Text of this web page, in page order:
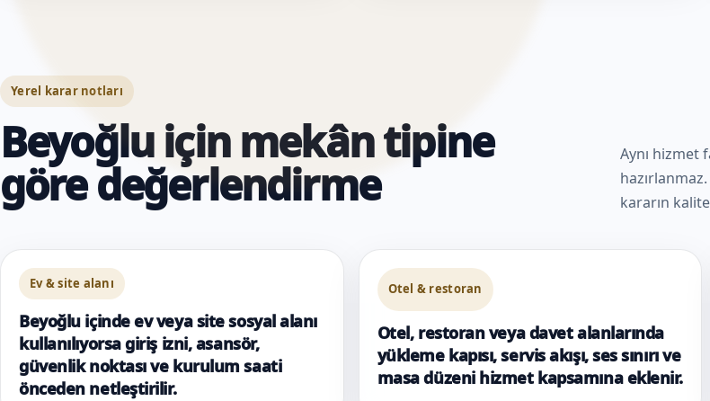
Yerel karar notları
Beyoğlu için mekân tipine
göre değerlendirme
Aynı hizmet
kararın
Ev & site alanı
Beyoğlu içinde ev veya site sosyal alanı
kullanılıyorsa giriş izni, asansör,
güvenlik noktası ve kurulum saati
önceden netleştirilir.
Otel & restoran
Otel, restoran veya davet alanlarında
yükleme kapısı, servis akışı, ses sınırı ve
masa düzeni hizmet kapsamına eklenir.